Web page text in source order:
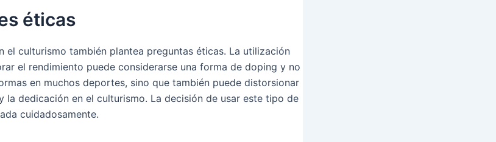
éticas
el culturismo también plantea preguntas éticas. La utilización
el rendimiento puede considerarse una forma de doping y no
en muchos deportes, sino que también puede distorsionar
la dedicación en el culturismo. La decisión de usar este tipo de
cuidadosamente.